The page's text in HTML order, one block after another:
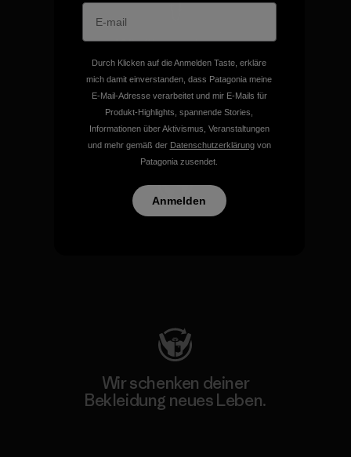
Wir übernehmen
Verantwortung für unsere
Auswirkungen.
Unser Fußabdruck
Wir unterstützen Klima- und
Wir schenken deiner
Bekleidung neues Leben.
Durch Klicken auf die Anmelden Taste, erkläre
mich damit einverstanden, dass Patagonia meine
E-Mail-Adresse verarbeitet und mir E-Mails für
Produkt-Highlights, spannende Stories,
Informationen über Aktivismus, Veranstaltungen
und mehr gemäß der Datenschutzerklärungvon
Patagonia zusendet.
Anmelden